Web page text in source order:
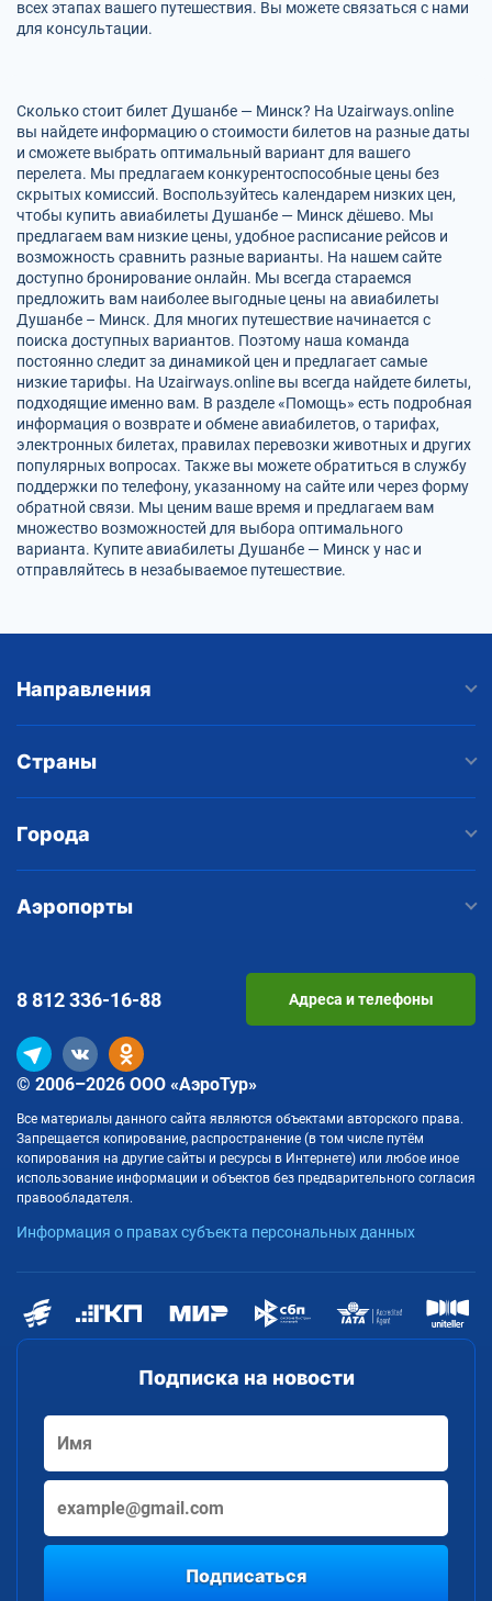
всех этапах вашего путешествия. Вы можете связаться с нами
для консультации.
Сколько стоит билет Душанбе — Минск? На Uzairways.online
вы найдете информацию о стоимости билетов на разные даты
и сможете выбрать оптимальный вариант для вашего
перелета. Мы предлагаем конкурентоспособные цены без
скрытых комиссий. Воспользуйтесь календарем низких цен,
чтобы купить авиабилеты Душанбе — Минск дёшево. Мы
предлагаем вам низкие цены, удобное расписание рейсов и
возможность сравнить разные варианты. На нашем сайте
доступно бронирование онлайн. Мы всегда стараемся
предложить вам наиболее выгодные цены на авиабилеты
Душанбе – Минск. Для многих путешествие начинается с
поиска доступных вариантов. Поэтому наша команда
постоянно следит за динамикой цен и предлагает самые
низкие тарифы. На Uzairways.online вы всегда найдете билеты,
подходящие именно вам. В разделе «Помощь» есть подробная
информация о возврате и обмене авиабилетов, о тарифах,
электронных билетах, правилах перевозки животных и других
популярных вопросах. Также вы можете обратиться в службу
поддержки по телефону, указанному на сайте или через форму
обратной связи. Мы ценим ваше время и предлагаем вам
множество возможностей для выбора оптимального
варианта. Купите авиабилеты Душанбе — Минск у нас и
отправляйтесь в незабываемое путешествие.
Направления
Страны
Города
Аэропорты
Подписка на новости
Подписаться
© 2006–2026 ООО «АэроТур»
Все материалы данного сайта являются объектами авторского права.
Запрещается копирование, распространение (в том числе путём
копирования на другие сайты и ресурсы в Интернете) или любое иное
использование информации и объектов без предварительного согласия
правообладателя.
Информация о правах субъекта персональных данных
8 812336-16-88 Адреса и телефоны